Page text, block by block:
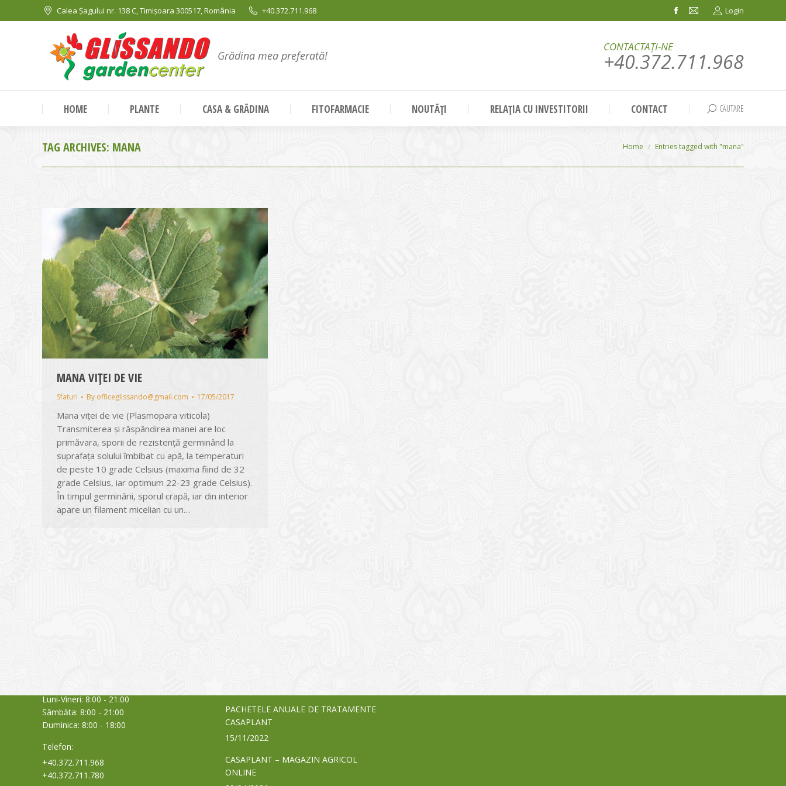
Calea Șagului nr. 138 C, Timișoara 300517, România +40.372.711.968
Facebook
in
window
Mail
in
window
Login
Grădina mea preferată!
CONTACTAȚI-NE
+40.372.711.968
HOME PLANTE CASA & GRĂDINA FITOFARMACIE NOUTĂȚI RELAȚIA CU INVESTITORII CONTACT Search:
CĂUTARE
TAG ARCHIVES: MANA You are here:
Home Entries tagged with "mana"
MANA VIȚEI DE VIE
Sfaturi By officeglissando@gmail.com 17/05/2017
Mana viţei de vie (Plasmopara viticola)
Transmiterea și răspândirea manei are loc
primăvara, sporii de rezistenţă germinând la
suprafața solului îmbibat cu apă, la temperaturi
de peste 10 grade Celsius (maxima fiind de 32
grade Celsius, iar optimum 22-23 grade Celsius).
În timpul germinării, sporul crapă, iar din interior
apare un filament micelian cu un…
Luni-Vineri: 8:00 - 21:00
Sâmbăta: 8:00 - 21:00
Duminica: 8:00 - 18:00
Telefon:
+40.372.711.968
+40.372.711.780
PACHETELE ANUALE DE TRATAMENTE
CASAPLANT
15/11/2022
CASAPLANT – MAGAZIN AGRICOL
ONLINE